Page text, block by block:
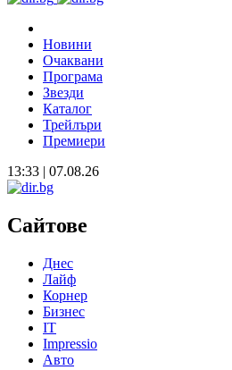
Новини
Очаквани
Програма
Звезди
Каталог
Трейлъри
Премиери
13:33 | 07.08.26
Сайтове
Днес
Лайф
Корнер
Бизнес
IT
Impressio
Авто